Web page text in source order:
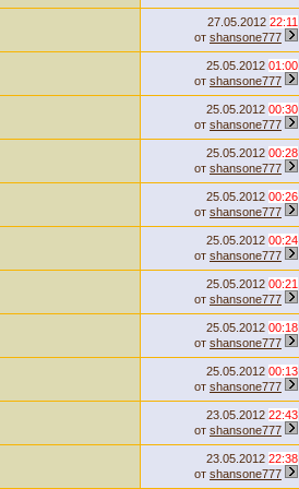
27.05.2012 22:11
от shansone777
25.05.2012 01:00
от shansone777
25.05.2012 00:30
от shansone777
25.05.2012 00:28
от shansone777
25.05.2012 00:26
от shansone777
25.05.2012 00:24
от shansone777
25.05.2012 00:21
от shansone777
25.05.2012 00:18
от shansone777
25.05.2012 00:13
от shansone777
23.05.2012 22:43
от shansone777
23.05.2012 22:38
от shansone777